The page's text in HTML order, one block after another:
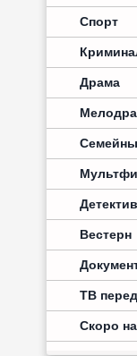
Спорт
Драма
Детектив
Вестерн
ТВ
Скоро